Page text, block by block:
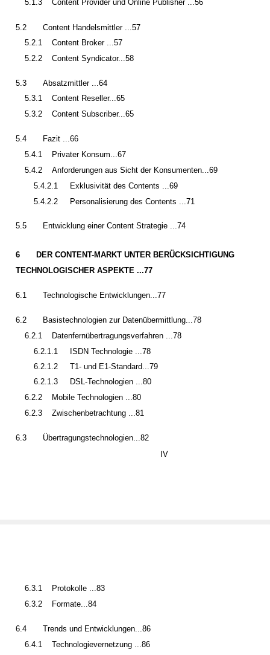
IV
5.1.3 Content Provider und Online Publisher ...56
5.2
Content Handelsmittler ...57
5.2.1
Content Broker ...57
5.2.2
Content Syndicator...58
5.3
Absatzmittler ...64
5.3.1
Content Reseller...65
5.3.2
Content Subscriber...65
5.4
Fazit ...66
5.4.1
Privater Konsum...67
5.4.2
Anforderungen aus Sicht der Konsumenten...69
5.4.2.1
Exklusivität des Contents ...69
5.4.2.2
Personalisierung des Contents ...71
5.5 Entwicklung einer Content Strategie ...74
6
DER CONTENT-MARKT UNTER BERÜCKSICHTIGUNG
TECHNOLOGISCHER ASPEKTE ...77
6.1 Technologische Entwicklungen...77
6.2
Basistechnologien zur Datenübermittlung...78
6.2.1
Datenfernübertragungsverfahren ...78
6.2.1.1
ISDN Technologie ...78
6.2.1.2
T1- und E1-Standard...79
6.2.1.3
DSL-Technologien ...80
6.2.2
Mobile Technologien ...80
6.2.3
Zwischenbetrachtung ...81
6.3 Übertragungstechnologien...82
6.3.1
Protokolle ...83
6.3.2
Formate...84
6.4
Trends und Entwicklungen...86
6.4.1
Technologievernetzung ...86